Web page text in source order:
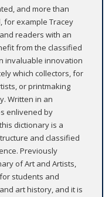
and more than
for example Tracey
readers with an
from the classified
invaluable innovation
which collectors, for
or printmaking
Written in an
enlivened by
dictionary is a
and classified
Previously
of Art and Artists,
students and
art history, and it is